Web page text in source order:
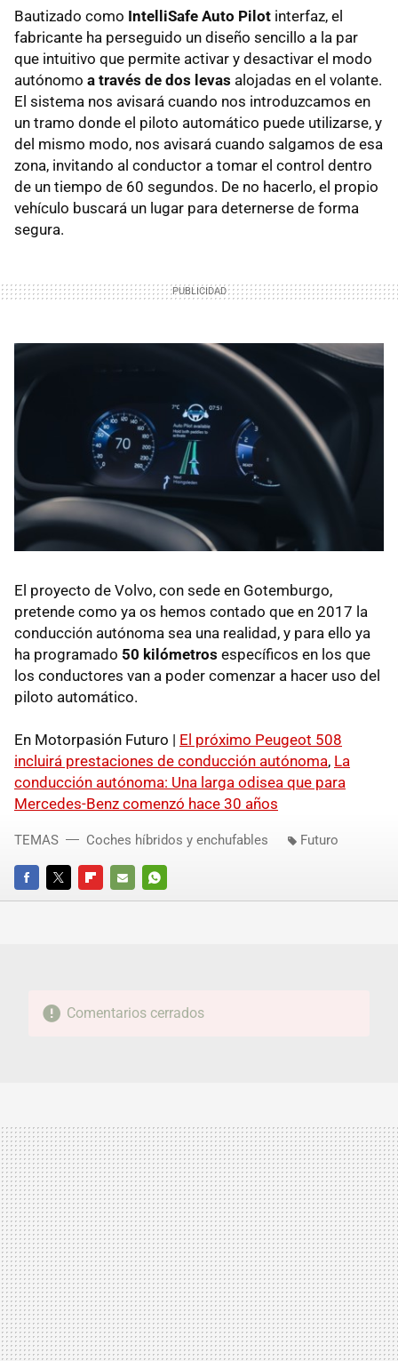
Bautizado como IntelliSafe Auto Pilot interfaz, el
fabricante ha perseguido un diseño sencillo a la par
que intuitivo que permite activar y desactivar el modo
autónomo a través de dos levas alojadas en el volante.
El sistema nos avisará cuando nos introduzcamos en
un tramo donde el piloto automático puede utilizarse, y
del mismo modo, nos avisará cuando salgamos de esa
zona, invitando al conductor a tomar el control dentro
de un tiempo de 60 segundos. De no hacerlo, el propio
vehículo buscará un lugar para deternerse de forma
segura.
El proyecto de Volvo, con sede en Gotemburgo,
pretende como ya os hemos contado que en 2017 la
conducción autónoma sea una realidad, y para ello ya
ha programado 50 kilómetros específicos en los que
los conductores van a poder comenzar a hacer uso del
piloto automático.
En Motorpasión Futuro | El próximo Peugeot 508
incluirá prestaciones de conducción autónoma, La
conducción autónoma: Una larga odisea que para
Mercedes-Benz comenzó hace 30 años
FACEBOOKTWITTERFLIPBOARD
E-
WHATSAPP
TEMAS Coches híbridos y enchufables Futuro
Comentarios cerrados